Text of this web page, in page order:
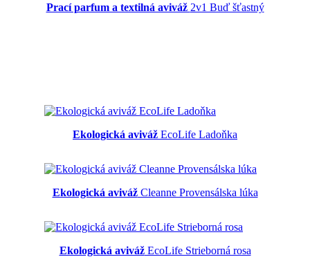
Prací parfum a textilná aviváž 2v1 Buď šťastný
Ekologická aviváž EcoLife Ladoňka
Ekologická avivážCleanne Provensálska lúka
Ekologická avivážEcoLife Strieborná rosa